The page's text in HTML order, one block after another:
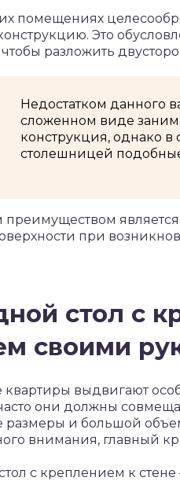
помещениях
Это
чтобы разложить
Недостатком данного
сложенном виде
конструкция, однако
столешницей
преимуществом
при
стол с
своими
выдвигают
они должны
и большой
внимания, главный
с креплением к